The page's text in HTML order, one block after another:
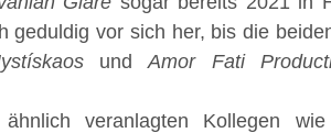
geduldig vor sich her, bis die
undAmor Fati
ähnlich veranlagten Kollegen